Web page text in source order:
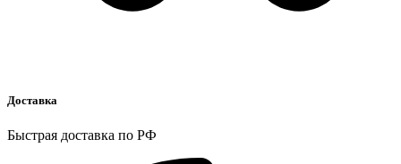
Доставка
Быстрая доставка по РФ